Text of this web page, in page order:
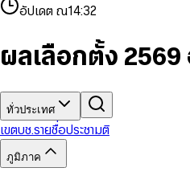
9 9
5
7
8
993
5
6
8
9
84
6
7
9
3
5
6
8
9
7
9
อัปเดต ณ14:32
ผลเลือกตั้ง
ทั่วประเทศ
เขตบช.รายชื่อประชามติ
ภูมิภาค